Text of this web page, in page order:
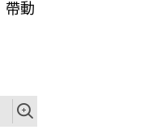
帶動